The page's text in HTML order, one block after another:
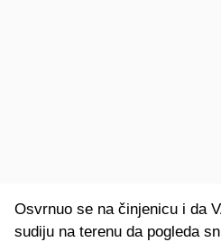
Osvrnuo se na činjenicu i da
sudiju na terenu da pogleda